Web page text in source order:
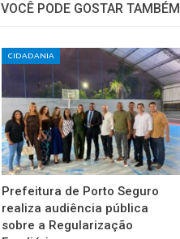
VOCÊ PODE GOSTAR TAMBÉM
CIDADANIA
Prefeitura de Porto Seguro
realiza audiência pública
sobre a Regularização